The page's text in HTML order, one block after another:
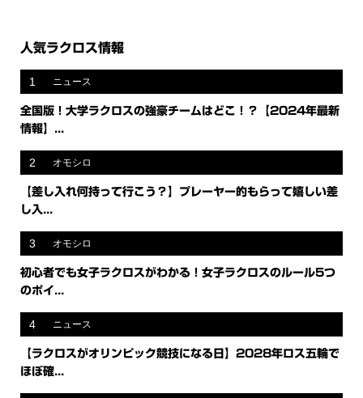
人気ラクロス情報
1 ニュース
全国版！大学ラクロスの強豪チームはどこ！？【2024年最新
情報】...
2 オモシロ
【差し入れ何持って行こう？】プレーヤー的もらって嬉しい差
し入...
3 オモシロ
初心者でも女子ラクロスがわかる！女子ラクロスのルール5つ
のポイ...
4 ニュース
【ラクロスがオリンピック競技になる日】2028年ロス五輪で
ほぼ確...